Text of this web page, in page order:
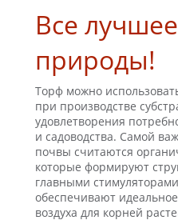
Все
природы!
Торф можно
при производстве
удовлетворения
и садоводства. Самой
почвы считаются
которые формируют
главными
обеспечивают
воздуха для корней